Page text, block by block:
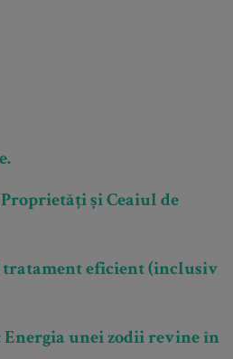
și Ceaiul de
tratament eficient (inclusiv
Energia unei zodii revine în